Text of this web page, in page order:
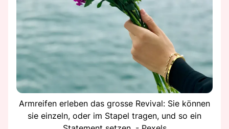
Armreifen erleben das grosse Revival: Sie können
sie einzeln, oder im Stapel tragen, und so ein